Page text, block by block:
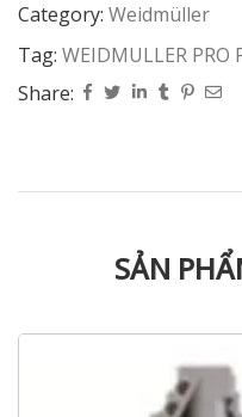
Category: Weidmüller
Tag: WEIDMULLER PRO
Share:
SẢN